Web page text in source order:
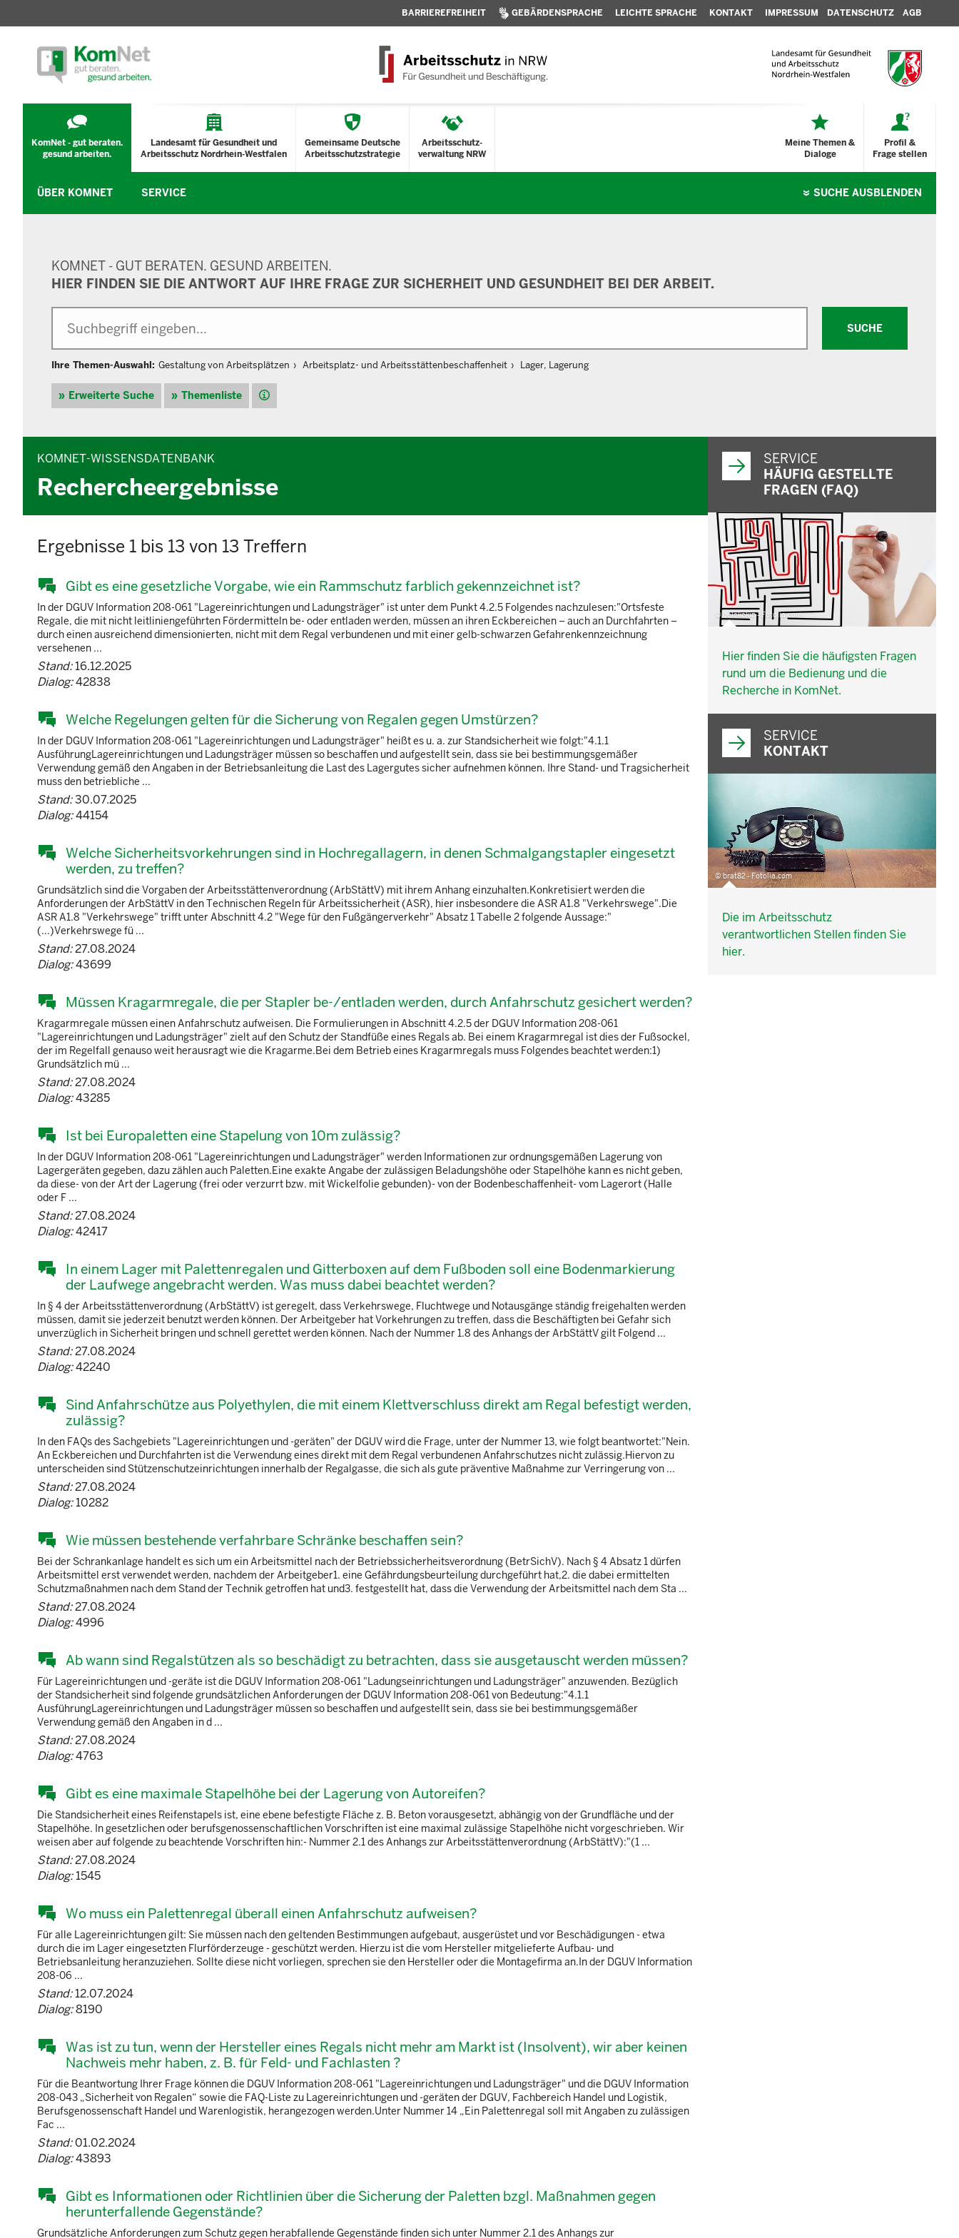
BARRIEREFREIHEIT GEBÄRDENSPRACHE LEICHTE SPRACHE KONTAKT IMPRESSUM DATENSCHUTZ AGB
KomNet - gut beraten.
gesund arbeiten.
Landesamt für Gesundheit und
Arbeitsschutz Nordrhein-Westfalen
Gemeinsame Deutsche
Arbeitsschutzstrategie
Arbeitsschutz-
verwaltung NRW
Profil &
Frage stellen
Meine Themen &
Dialoge
ÜBER KOMNET SERVICE SUCHE AUSBLENDEN
KOMNET - GUT BERATEN. GESUND ARBEITEN.
HIER FINDEN SIE DIE ANTWORT AUF IHRE FRAGE ZUR SICHERHEIT UND GESUNDHEIT BEI DER ARBEIT.
SUCHE
Ihre Themen-Auswahl: Gestaltung von Arbeitsplätzen Arbeitsplatz- und Arbeitsstättenbeschaffenheit Lager, Lagerung
Erweiterte Suche Themenliste Hilfe
KOMNET-WISSENSDATENBANK
Rechercheergebnisse
Ergebnisse 1 bis 13 von 13 Treffern
Gibt es eine gesetzliche Vorgabe, wie ein Rammschutz farblich gekennzeichnet ist?
In der DGUV Information 208-061 "Lagereinrichtungen und Ladungsträger" ist unter dem Punkt 4.2.5 Folgendes nachzulesen:"Ortsfeste
Regale, die mit nicht leitliniengeführten Fördermitteln be- oder entladen werden, müssen an ihren Eckbereichen – auch an Durchfahrten –
durch einen ausreichend dimensionierten, nicht mit dem Regal verbundenen und mit einer gelb-schwarzen Gefahrenkennzeichnung
versehenen ...
Stand:16.12.2025
Dialog:42838
Welche Regelungen gelten für die Sicherung von Regalen gegen Umstürzen?
In der DGUV Information 208-061 "Lagereinrichtungen und Ladungsträger" heißt es u. a. zur Standsicherheit wie folgt:"4.1.1
AusführungLagereinrichtungen und Ladungsträger müssen so beschaffen und aufgestellt sein, dass sie bei bestimmungsgemäßer
Verwendung gemäß den Angaben in der Betriebsanleitung die Last des Lagergutes sicher aufnehmen können. Ihre Stand- und Tragsicherheit
muss den betriebliche ...
Stand:30.07.2025
Dialog:44154
Welche Sicherheitsvorkehrungen sind in Hochregallagern, in denen Schmalgangstapler eingesetzt
werden, zu treffen?
Grundsätzlich sind die Vorgaben der Arbeitsstättenverordnung (ArbStättV) mit ihrem Anhang einzuhalten.Konkretisiert werden die
Anforderungen der ArbStättV in den Technischen Regeln für Arbeitssicherheit (ASR), hier insbesondere die ASR A1.8 "Verkehrswege".Die
ASR A1.8 "Verkehrswege" trifft unter Abschnitt 4.2 "Wege für den Fußgängerverkehr" Absatz 1 Tabelle 2 folgende Aussage:"
(...)Verkehrswege fü ...
Stand:27.08.2024
Dialog:43699
Müssen Kragarmregale, die per Stapler be-/entladen werden, durch Anfahrschutz gesichert werden?
Kragarmregale müssen einen Anfahrschutz aufweisen. Die Formulierungen in Abschnitt 4.2.5 der DGUV Information 208-061
"Lagereinrichtungen und Ladungsträger" zielt auf den Schutz der Standfüße eines Regals ab. Bei einem Kragarmregal ist dies der Fußsockel,
der im Regelfall genauso weit herausragt wie die Kragarme.Bei dem Betrieb eines Kragarmregals muss Folgendes beachtet werden:1)
Grundsätzlich mü ...
Stand:27.08.2024
Dialog:43285
Ist bei Europaletten eine Stapelung von 10m zulässig?
In der DGUV Information 208-061 "Lagereinrichtungen und Ladungsträger" werden Informationen zur ordnungsgemäßen Lagerung von
Lagergeräten gegeben, dazu zählen auch Paletten.Eine exakte Angabe der zulässigen Beladungshöhe oder Stapelhöhe kann es nicht geben,
da diese- von der Art der Lagerung (frei oder verzurrt bzw. mit Wickelfolie gebunden)- von der Bodenbeschaffenheit- vom Lagerort (Halle
oder F ...
Stand:27.08.2024
Dialog:42417
In einem Lager mit Palettenregalen und Gitterboxen auf dem Fußboden soll eine Bodenmarkierung
der Laufwege angebracht werden. Was muss dabei beachtet werden?
In § 4 der Arbeitsstättenverordnung (ArbStättV) ist geregelt, dass Verkehrswege, Fluchtwege und Notausgänge ständig freigehalten werden
müssen, damit sie jederzeit benutzt werden können. Der Arbeitgeber hat Vorkehrungen zu treffen, dass die Beschäftigten bei Gefahr sich
unverzüglich in Sicherheit bringen und schnell gerettet werden können. Nach der Nummer 1.8 des Anhangs der ArbStättV gilt Folgend ...
Stand:27.08.2024
Dialog:42240
Sind Anfahrschütze aus Polyethylen, die mit einem Klettverschluss direkt am Regal befestigt werden,
zulässig?
In den FAQs des Sachgebiets "Lagereinrichtungen und -geräten" der DGUV wird die Frage, unter der Nummer 13, wie folgt beantwortet:"Nein.
An Eckbereichen und Durchfahrten ist die Verwendung eines direkt mit dem Regal verbundenen Anfahrschutzes nicht zulässig.Hiervon zu
unterscheiden sind Stützenschutzeinrichtungen innerhalb der Regalgasse, die sich als gute präventive Maßnahme zur Verringerung von ...
Stand:27.08.2024
Dialog:10282
Wie müssen bestehende verfahrbare Schränke beschaffen sein?
Bei der Schrankanlage handelt es sich um ein Arbeitsmittel nach der Betriebssicherheitsverordnung (BetrSichV). Nach § 4 Absatz 1 dürfen
Arbeitsmittel erst verwendet werden, nachdem der Arbeitgeber1. eine Gefährdungsbeurteilung durchgeführt hat,2. die dabei ermittelten
Schutzmaßnahmen nach dem Stand der Technik getroffen hat und3. festgestellt hat, dass die Verwendung der Arbeitsmittel nach dem Sta ...
Stand:27.08.2024
Dialog:4996
Ab wann sind Regalstützen als so beschädigt zu betrachten, dass sie ausgetauscht werden müssen?
Für Lagereinrichtungen und -geräte ist die DGUV Information 208-061 "Ladungseinrichtungen und Ladungsträger" anzuwenden. Bezüglich
der Standsicherheit sind folgende grundsätzlichen Anforderungen der DGUV Information 208-061 von Bedeutung:"4.1.1
AusführungLagereinrichtungen und Ladungsträger müssen so beschaffen und aufgestellt sein, dass sie bei bestimmungsgemäßer
Verwendung gemäß den Angaben in d ...
Stand:27.08.2024
Dialog:4763
Gibt es eine maximale Stapelhöhe bei der Lagerung von Autoreifen?
Die Standsicherheit eines Reifenstapels ist, eine ebene befestigte Fläche z. B. Beton vorausgesetzt, abhängig von der Grundfläche und der
Stapelhöhe. In gesetzlichen oder berufsgenossenschaftlichen Vorschriften ist eine maximal zulässige Stapelhöhe nicht vorgeschrieben. Wir
weisen aber auf folgende zu beachtende Vorschriften hin:- Nummer 2.1 des Anhangs zur Arbeitsstättenverordnung (ArbStättV):"(1 ...
Stand:27.08.2024
Dialog:1545
Wo muss ein Palettenregal überall einen Anfahrschutz aufweisen?
Für alle Lagereinrichtungen gilt: Sie müssen nach den geltenden Bestimmungen aufgebaut, ausgerüstet und vor Beschädigungen - etwa
durch die im Lager eingesetzten Flurförderzeuge - geschützt werden. Hierzu ist die vom Hersteller mitgelieferte Aufbau- und
Betriebsanleitung heranzuziehen. Sollte diese nicht vorliegen, sprechen sie den Hersteller oder die Montagefirma an.In der DGUV Information
208-06 ...
Stand:12.07.2024
Dialog:8190
Was ist zu tun, wenn der Hersteller eines Regals nicht mehr am Markt ist (Insolvent), wir aber keinen
Nachweis mehr haben, z. B. für Feld- und Fachlasten ?
Für die Beantwortung Ihrer Frage können die DGUV Information 208-061 "Lagereinrichtungen und Ladungsträger" und die DGUV Information
208-043 „Sicherheit von Regalen“ sowie die FAQ-Liste zu Lagereinrichtungen und -geräten der DGUV, Fachbereich Handel und Logistik,
Berufsgenossenschaft Handel und Warenlogistik, herangezogen werden.Unter Nummer 14 „Ein Palettenregal soll mit Angaben zu zulässigen
Fac ...
Stand:01.02.2024
Dialog:43893
Gibt es Informationen oder Richtlinien über die Sicherung der Paletten bzgl. Maßnahmen gegen
herunterfallende Gegenstände?
Grundsätzliche Anforderungen zum Schutz gegen herabfallende Gegenstände finden sich unter Nummer 2.1 des Anhangs zur
SERVICE
HÄUFIG GESTELLTE
FRAGEN (FAQ)
© belekekin - Fotolia.com
Hier finden Sie die häufigsten Fragen
rund um die Bedienung und die
Recherche in KomNet.
SERVICE
KONTAKT
© brat82 - Fotolia.com
Die im Arbeitsschutz
verantwortlichen Stellen finden Sie
hier.